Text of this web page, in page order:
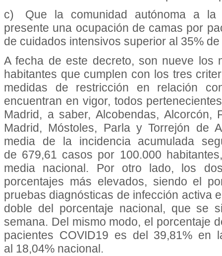
c) Que la comunidad autónoma a la
presente una ocupación de camas por
de cuidados intensivos superior al 35%
A fecha de este decreto, son nueve los
habitantes que cumplen con los tres
medidas de restricción en relación
encuentran en vigor, todos
Madrid, a saber, Alcobendas, Alcorcón,
Madrid, Móstoles, Parla y Torrejón de
media de la incidencia acumulada
de 679,61 casos por 100.000
media nacional. Por otro lado, los
porcentajes más elevados, siendo el
pruebas diagnósticas de infección activa
doble del porcentaje nacional, que se
semana. Del mismo modo, el porcentaje
pacientes COVID19 es del 39,81% en
al 18,04% nacional.